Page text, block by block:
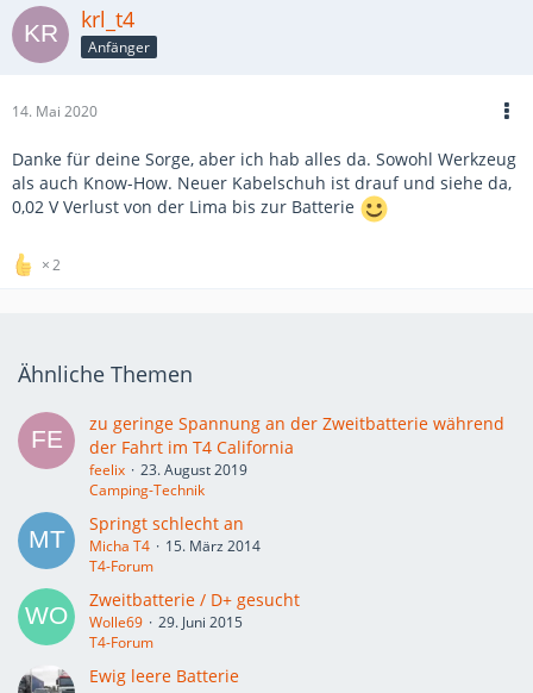
krl_t4
Anfänger
14. Mai 2020
Danke für deine Sorge, aber ich hab alles da. Sowohl Werkzeug
als auch Know-How. Neuer Kabelschuh ist drauf und siehe da,
0,02 V Verlust von der Lima bis zur Batterie
2
Ähnliche Themen
zu geringe Spannung an der Zweitbatterie während
der Fahrt im T4 California
feelix
23. August 2019
Camping-Technik
Springt schlecht an
Micha T4
15. März 2014
T4-Forum
Zweitbatterie / D+ gesucht
Wolle69
29. Juni 2015
T4-Forum
Ewig leere Batterie